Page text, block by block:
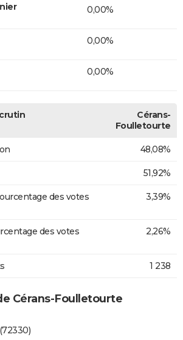
0,00%
0,00%
0,00%
Cérans-
Foulletourte
48,08%
51,92%
des votes
3,39%
des votes
2,26%
1 238
Cérans-Foulletourte